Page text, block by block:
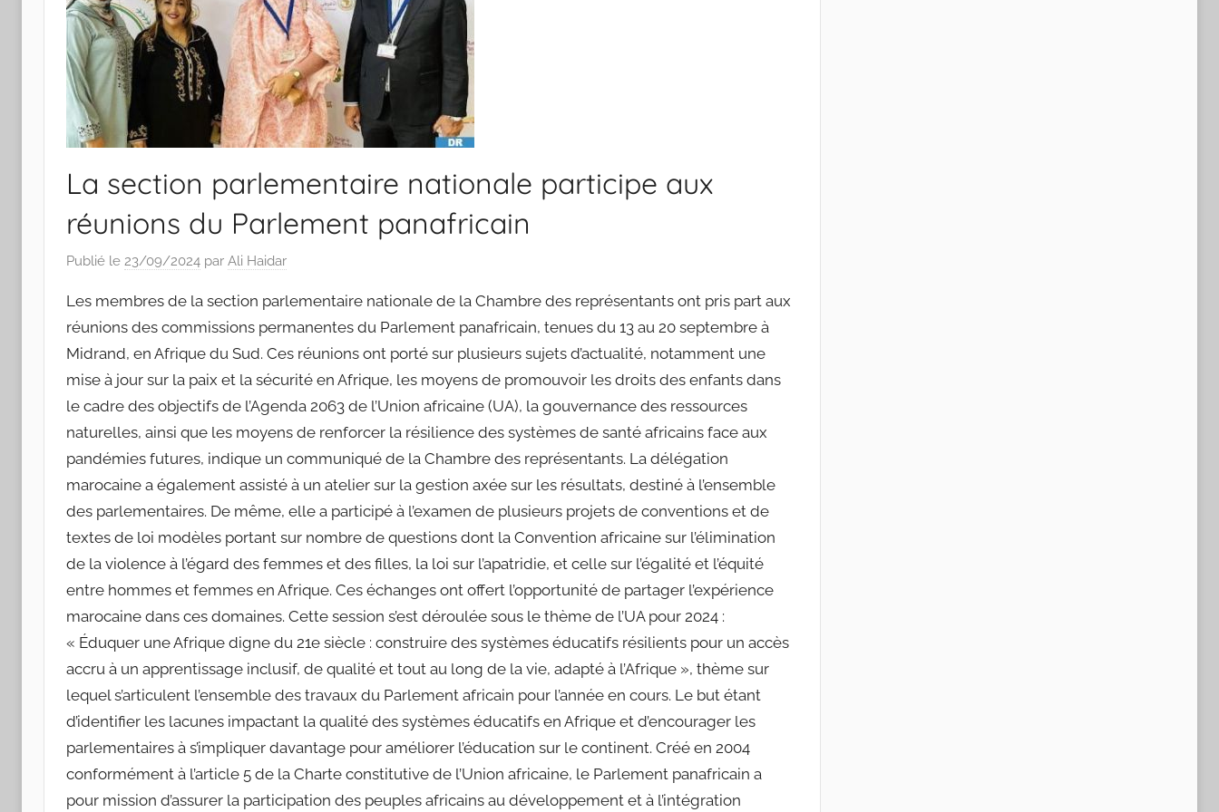
La section parlementaire nationale participe aux
réunions du Parlement panafricain
Publié le 23/09/2024 par Ali Haidar
Les membres de la section parlementaire nationale de la Chambre des représentants ont pris part aux
réunions des commissions permanentes du Parlement panafricain, tenues du 13 au 20 septembre à
Midrand, en Afrique du Sud. Ces réunions ont porté sur plusieurs sujets d’actualité, notamment une
mise à jour sur la paix et la sécurité en Afrique, les moyens de promouvoir les droits des enfants dans
le cadre des objectifs de l’Agenda 2063 de l’Union africaine (UA), la gouvernance des ressources
naturelles, ainsi que les moyens de renforcer la résilience des systèmes de santé africains face aux
pandémies futures, indique un communiqué de la Chambre des représentants. La délégation
marocaine a également assisté à un atelier sur la gestion axée sur les résultats, destiné à l’ensemble
des parlementaires. De même, elle a participé à l’examen de plusieurs projets de conventions et de
textes de loi modèles portant sur nombre de questions dont la Convention africaine sur l’élimination
de la violence à l’égard des femmes et des filles, la loi sur l’apatridie, et celle sur l’égalité et l’équité
entre hommes et femmes en Afrique. Ces échanges ont offert l’opportunité de partager l’expérience
marocaine dans ces domaines. Cette session s’est déroulée sous le thème de l’UA pour 2024 :
« Éduquer une Afrique digne du 21e siècle : construire des systèmes éducatifs résilients pour un accès
accru à un apprentissage inclusif, de qualité et tout au long de la vie, adapté à l’Afrique », thème sur
lequel s’articulent l’ensemble des travaux du Parlement africain pour l’année en cours. Le but étant
d’identifier les lacunes impactant la qualité des systèmes éducatifs en Afrique et d’encourager les
parlementaires à s’impliquer davantage pour améliorer l’éducation sur le continent. Créé en 2004
conformément à l’article 5 de la Charte constitutive de l’Union africaine, le Parlement panafricain a
pour mission d’assurer la participation des peuples africains au développement et à l’intégration